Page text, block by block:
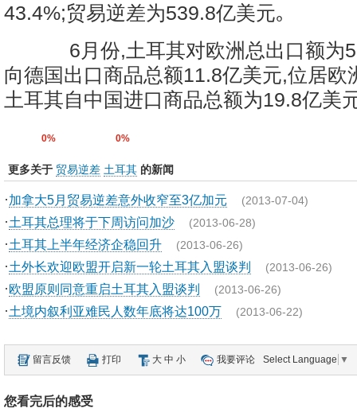
43.4%;贸易逆差为539.8亿美元｡
6月份,土耳其对欧洲总出口额为
向德国出口商品总额11.8亿美元,位居欧
土耳其自中国进口商品总额为19.8亿美
0% 0%
更多关于 贸易逆差 土耳其 的新闻
·加拿大5月贸易逆差意外收窄至3亿加元 (2013-07-04)
·土耳其总理将于下周访问加沙 (2013-06-28)
·土耳其上半年经济企稳回升 (2013-06-26)
·土外长欢迎欧盟开启新一轮土耳其入盟谈判 (2013-06-26)
·欧盟原则同意重启土耳其入盟谈判 (2013-06-26)
·土境内叙利亚难民人数年底将达100万 (2013-06-22)
留言反馈 打印 大 中 小 我要评论 Select Language ▼
您看完后的感受